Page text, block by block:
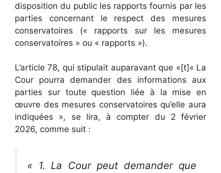
disposition du public les rapports fournis par les
parties concernant le respect des mesures
conservatoires (« rapports sur les mesures
conservatoires » ou « rapports »).
L’article 78, qui stipulait auparavant que «[t]« La
Cour pourra demander des informations aux
parties sur toute question liée à la mise en
œuvre des mesures conservatoires qu’elle aura
indiquées », se lira, à compter du 2 février
2026, comme suit :
« 1. La Cour peut demander que